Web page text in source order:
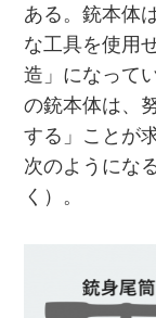
ある。銃本体
な工具を使用
造」になって
の銃本体は、
する」ことが
次のようにな
く）。